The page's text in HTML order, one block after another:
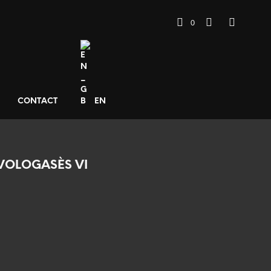
CONTACT EN
0
VI